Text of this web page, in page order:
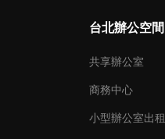
台北辦公空間
共享辦公室
商務中心
小型辦公室出租